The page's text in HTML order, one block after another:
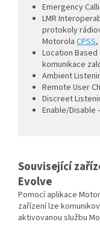
Emergency
LMR
protokoly
Motorola CPSS,
Location
komunikace
Ambient
Remote User
Discreet
Enable/Disable
Související
Evolve
Pomocí aplikace
zařízení lze
aktivovanou službu